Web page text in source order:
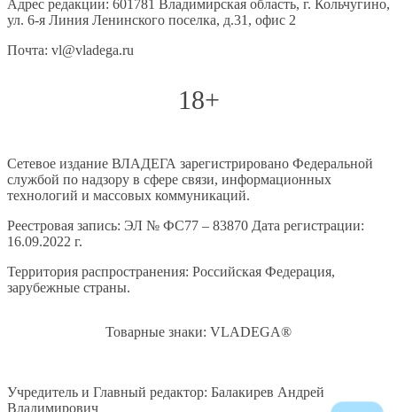
Адрес редакции: 601781 Владимирская область, г. Кольчугино,
ул. 6-я Линия Ленинского поселка, д.31, офис 2
Почта: vl@vladega.ru
18+
Сетевое издание ВЛАДЕГА зарегистрировано Федеральной
службой по надзору в сфере связи, информационных
технологий и массовых коммуникаций.
Реестровая запись: ЭЛ № ФС77 – 83870 Дата регистрации:
16.09.2022 г.
Территория распространения: Российская Федерация,
зарубежные страны.
Товарные знаки: VLADEGA®
Учредитель и Главный редактор: Балакирев Андрей
Владимирович